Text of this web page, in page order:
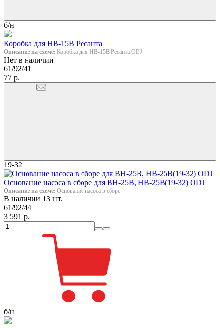
б/н
Коробка для НВ-15В Ресанта
Описание на схеме: Коробка для НВ-15В Ресанта ODJ
Нет в наличии
61/92/41
77 р.
19-32
Основание насоса в сборе для ВН-25В, НВ-25В(19-32) ODJ
Описание на схеме: Основание насоса в сборе
В наличии 13 шт.
61/92/44
3 591 р.
б/н